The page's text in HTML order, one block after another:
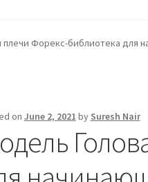
Braided Leather Cords
Leather Cords Password Reset
Side Stitched Leather Cords
плечи Форекс-библиотека для
on June 2, 2021 by Suresh Nair